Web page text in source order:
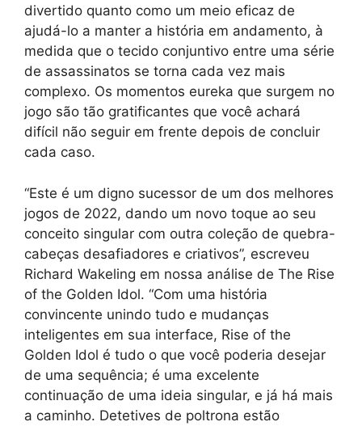
divertido quanto como um meio eficaz de
ajudá-lo a manter a história em andamento, à
medida que o tecido conjuntivo entre uma série
de assassinatos se torna cada vez mais
complexo. Os momentos eureka que surgem no
jogo são tão gratificantes que você achará
difícil não seguir em frente depois de concluir
cada caso.
“Este é um digno sucessor de um dos melhores
jogos de 2022, dando um novo toque ao seu
conceito singular com outra coleção de quebra-
cabeças desafiadores e criativos”, escreveu
Richard Wakeling em nossa análise de The Rise
of the Golden Idol. “Com uma história
convincente unindo tudo e mudanças
inteligentes em sua interface, Rise of the
Golden Idol é tudo o que você poderia desejar
de uma sequência; é uma excelente
continuação de uma ideia singular, e já há mais
a caminho. Detetives de poltrona estão